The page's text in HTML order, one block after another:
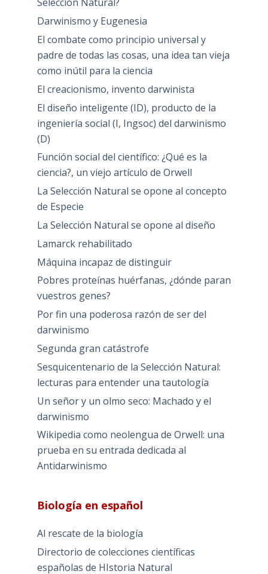
Selección Natural?
Darwinismo y Eugenesia
El combate como principio universal y
padre de todas las cosas, una idea tan vieja
como inútil para la ciencia
El creacionismo, invento darwinista
El diseño inteligente (ID), producto de la
ingeniería social (I, Ingsoc) del darwinismo
(D)
Función social del científico: ¿Qué es la
ciencia?, un viejo artículo de Orwell
La Selección Natural se opone al concepto
de Especie
La Selección Natural se opone al diseño
Lamarck rehabilitado
Máquina incapaz de distinguir
Pobres proteínas huérfanas, ¿dónde paran
vuestros genes?
Por fin una poderosa razón de ser del
darwinismo
Segunda gran catástrofe
Sesquicentenario de la Selección Natural:
lecturas para entender una tautología
Un señor y un olmo seco: Machado y el
darwinismo
Wikipedia como neolengua de Orwell: una
prueba en su entrada dedicada al
Antidarwinismo
Biología en español
Al rescate de la biología
Directorio de colecciones científicas
españolas de HIstoria Natural